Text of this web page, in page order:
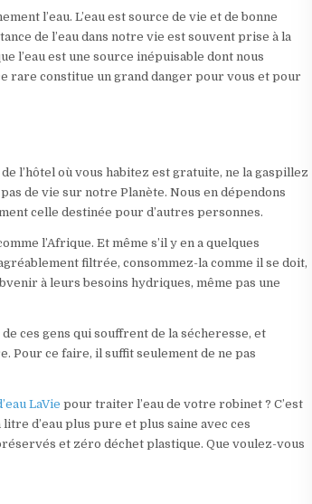
l’eau. L’eau est source de vie et de bonne
de l’eau dans notre vie est souvent prise à la
l’eau est une source inépuisable dont nous
rare constitue un grand danger pour vous et pour
l’hôtel où vous habitez est gratuite, ne la gaspillez
de vie sur notre Planète. Nous en dépendons
celle destinée pour d’autres personnes.
l’Afrique. Et même s’il y en a quelques
filtrée, consommez-la comme il se doit,
à leurs besoins hydriques, même pas une
ces gens qui souffrent de la sécheresse, et
Pour ce faire, il suffit seulement de ne pas
LaVie pour traiter l’eau de votre robinet ? C’est
d’eau plus pure et plus saine avec ces
et zéro déchet plastique. Que voulez-vous